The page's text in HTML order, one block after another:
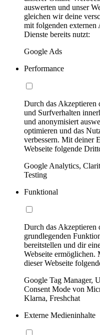
auswerten und unser
gleichen wir deine
mit folgenden externen
Dienste bereits nutzt:
Google Ads
Performance
Durch das
und Surfverhalten
und anonymisiert
optimieren und das
verbessern. Mit deiner
Webseite folgende
Google Analytics,
Testing
Funktional
Durch das Akzeptieren
grundlegenden
bereitstellen und dir
Webseite
dieser Webseite
Google Tag Manager,
Consent Mode von
Klarna, Freshchat
Externe Medieninhalte